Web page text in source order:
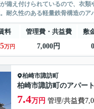
備え付けられているので、衣
耐久性のある軽量鉄骨構造の
料 管理費・共益費 敷
万円 7,000円
柏崎市諏訪町
柏崎市諏訪町のアパート
7.4万円 管理/共益費